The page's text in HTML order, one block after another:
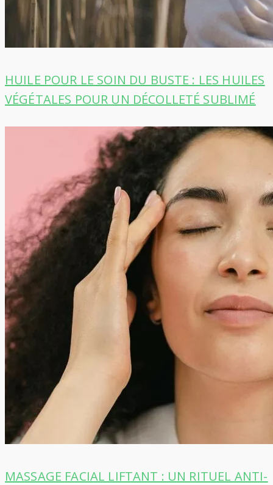
HUILE POUR LE SOIN DU BUSTE : LES HUILES
VÉGÉTALES POUR UN DÉCOLLETÉ SUBLIMÉ
MASSAGE FACIAL LIFTANT : UN RITUEL ANTI-